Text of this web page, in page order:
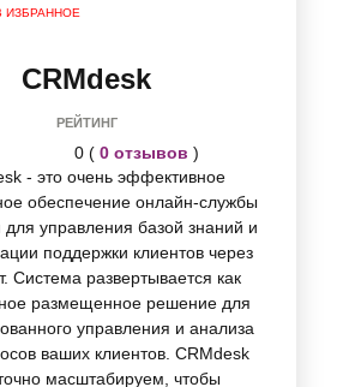
ИЗБРАННОЕ
CRMdesk
РЕЙТИНГ
0 ( 0 отзывов )
- это очень эффективное
обеспечение онлайн-службы
для управления базой знаний и
поддержки клиентов через
Система развертывается как
размещенное решение для
управления и анализа
ваших клиентов. CRMdesk
масштабируем, чтобы